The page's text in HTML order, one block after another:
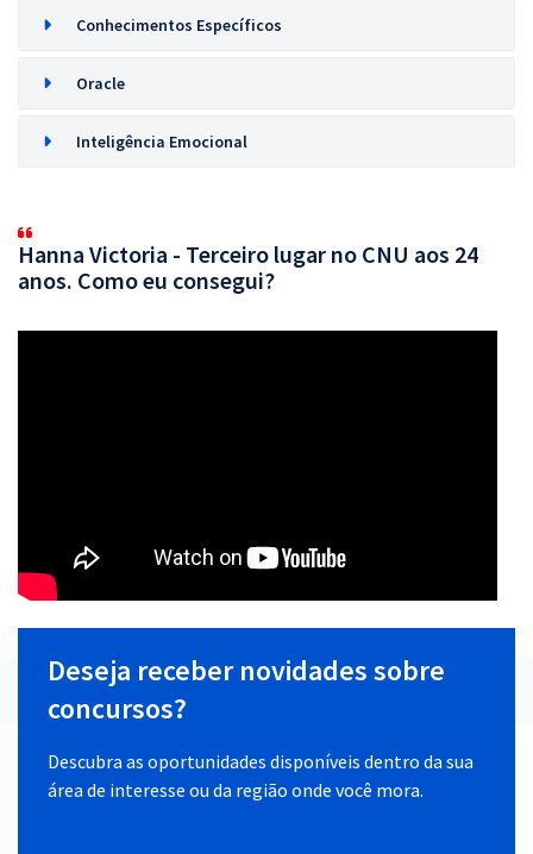
Conhecimentos Específicos
Oracle
Inteligência Emocional
Hanna Victoria - Terceiro lugar no CNU aos 24
anos. Como eu consegui?
Deseja receber novidades sobre
concursos?
Descubra as oportunidades disponíveis dentro da sua
área de interesse ou da região onde você mora.